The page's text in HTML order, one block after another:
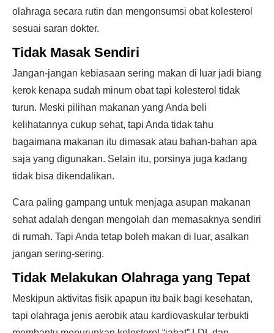
olahraga secara rutin dan mengonsumsi obat kolesterol
sesuai saran dokter.
Tidak Masak Sendiri
Jangan-jangan kebiasaan sering makan di luar jadi biang
kerok kenapa sudah minum obat tapi kolesterol tidak
turun. Meski pilihan makanan yang Anda beli
kelihatannya cukup sehat, tapi Anda tidak tahu
bagaimana makanan itu dimasak atau bahan-bahan apa
saja yang digunakan. Selain itu, porsinya juga kadang
tidak bisa dikendalikan.
Cara paling gampang untuk menjaga asupan makanan
sehat adalah dengan mengolah dan memasaknya sendiri
di rumah. Tapi Anda tetap boleh makan di luar, asalkan
jangan sering-sering.
Tidak Melakukan Olahraga yang Tepat
Meskipun aktivitas fisik apapun itu baik bagi kesehatan,
tapi olahraga jenis aerobik atau kardiovaskular terbukti